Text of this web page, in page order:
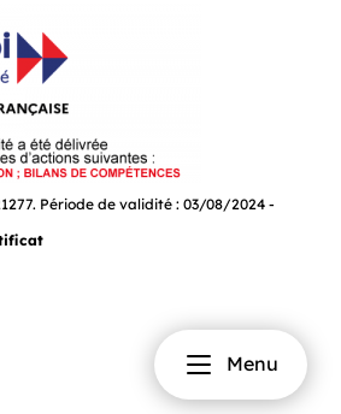
Menu
Période de validité : 03/08/2024 -